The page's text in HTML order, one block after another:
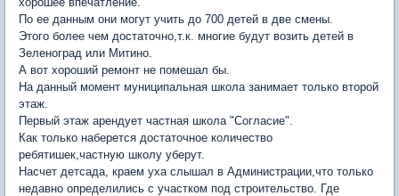
По ее данным они могут учить до 700 детей в две смены.
Этого более чем достаточно,т.к. многие будут возить детей в
Зеленоград или Митино.
А вот хороший ремонт не помешал бы.
На данный момент муниципальная школа занимает только второй
этаж.
Первый этаж арендует частная школа "Согласие".
Как только наберется достаточное количество
ребятишек,частную школу уберут.
Насчет детсада, краем уха слышал в Администрации,что только
недавно определились с участком под строительство. Где